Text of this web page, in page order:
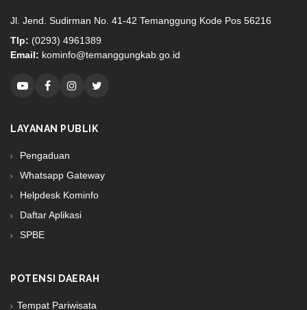
Jl. Jend. Sudirman No. 41-42 Temanggung Kode Pos 56216
Tlp: (0293) 4961389
Email: kominfo@temanggungkab.go.id
LAYANAN PUBLIK
Pengaduan
Whatsapp Gateway
Helpdesk Kominfo
Daftar Aplikasi
SPBE
POTENSI DAERAH
Tempat Pariwisata